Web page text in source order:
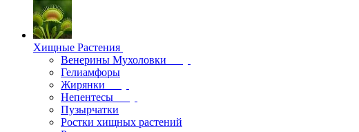
Хищные Растения
Венерины Мухоловки
Гелиамфоры
Жирянки
Непентесы
Пузырчатки
Ростки хищных растений